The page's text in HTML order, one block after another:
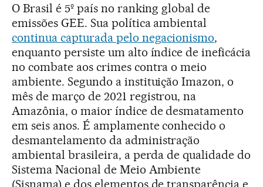
O Brasil é 5º país no ranking global de
emissões GEE. Sua política ambiental
continua capturada pelo negacionismo,
enquanto persiste um alto índice de ineficácia
no combate aos crimes contra o meio
ambiente. Segundo a instituição Imazon, o
mês de março de 2021 registrou, na
Amazônia, o maior índice de desmatamento
em seis anos. É amplamente conhecido o
desmantelamento da administração
ambiental brasileira, a perda de qualidade do
Sistema Nacional de Meio Ambiente
(Sisnama) e dos elementos de transparência e